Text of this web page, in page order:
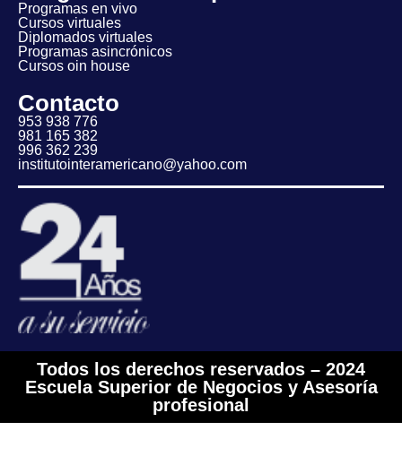
Programas en vivo
Cursos virtuales
Diplomados virtuales
Programas asincrónicos
Cursos oin house
Contacto
953 938 776
981 165 382
996 362 239
institutointeramericano@yahoo.com
Todos los derechos reservados – 2024
Escuela Superior de Negocios y Asesoría
profesional